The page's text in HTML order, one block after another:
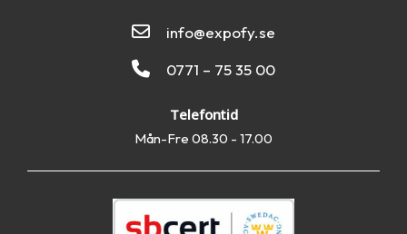
info@expofy.se
0771 – 75 35 00
Telefontid
Mån-Fre 08.30 - 17.00